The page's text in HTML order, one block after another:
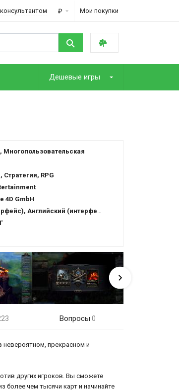
₽ Мои покупки
Дешевые игры
Многопользовательская
RPG
4D GmbH
Английский (интерфейс)
Вопросы 0
невероятном, прекрасном и
других игроков. Вы сможете
более чем тысячи карт и начинайте